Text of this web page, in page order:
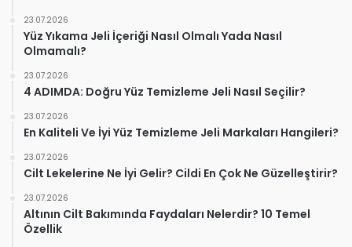
23.07.2026
Yüz Yıkama Jeli İçeriği Nasıl Olmalı Yada Nasıl
Olmamalı?
23.07.2026
4 ADIMDA: Doğru Yüz Temizleme Jeli Nasıl Seçilir?
23.07.2026
En Kaliteli Ve İyi Yüz Temizleme Jeli Markaları Hangileri?
23.07.2026
Cilt Lekelerine Ne İyi Gelir? Cildi En Çok Ne Güzelleştirir?
23.07.2026
Altının Cilt Bakımında Faydaları Nelerdir? 10 Temel
Özellik